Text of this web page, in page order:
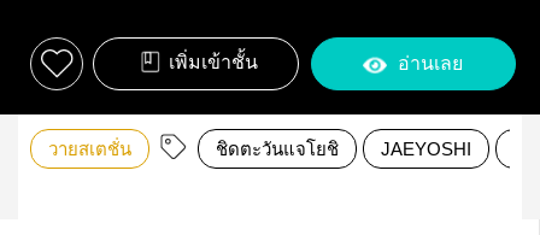
เพิ่มเข้าชั้น อ่านเลย
วายสเตชั่น ชิดตะวันแจโยชิ JAEYOSHI